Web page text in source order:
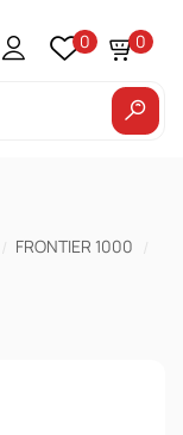
0 0
FRONTIER 1000